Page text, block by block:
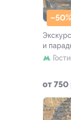
–50%
и
от 750